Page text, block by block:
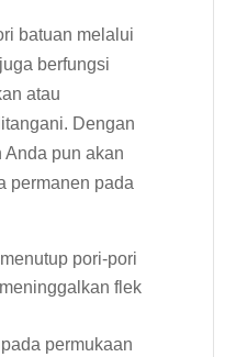
batuan melalui
berfungsi
atau
Dengan
pun akan
permanen pada
pori-pori
flek
permukaan